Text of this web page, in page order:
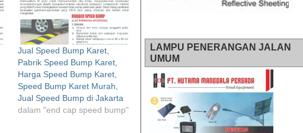
Jual Speed Bump Karet,
Pabrik Speed Bump Karet,
Harga Speed Bump Karet,
Speed Bump Karet Murah,
Jual Speed Bump di Jakarta
dalam "end cap speed bump"
LAMPU PENERANGAN JALAN
UMUM